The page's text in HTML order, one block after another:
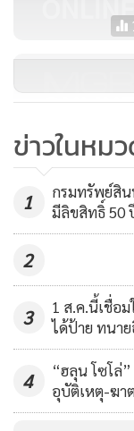
ข่าวในหม
1
กรมทรัพย์สิ
มีลิขสิทธิ์ 50
2
3
1 ส.ค.นี้เชื่อ
ได้ป้าย ทนา
4
“ฮลุน โซโล่
อุบัติเหตุ-ฆา